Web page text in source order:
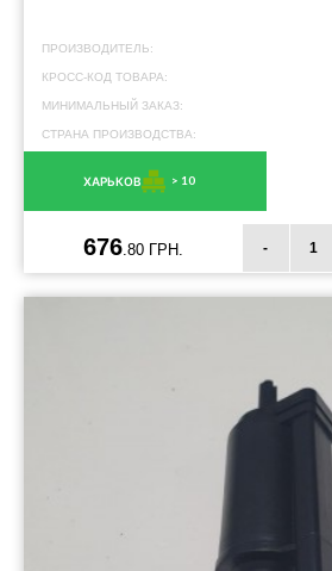
ПРОИЗВОДИТЕЛЬ:
КРОСС-КОД ТОВАРА:
МИНИМАЛЬНЫЙ ЗАКАЗ:
СТРАНА ПРОИЗВОДСТВА:
ХАРЬКОВ > 10
676.80 ГРН. -